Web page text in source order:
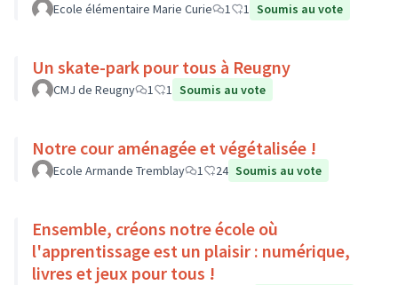
Ecole élémentaire Marie Curie 1 1 Soumis au vote
Un skate-park pour tous à Reugny
CMJ de Reugny 1 1 Soumis au vote
Notre cour aménagée et végétalisée !
Ecole Armande Tremblay 1 24 Soumis au vote
Ensemble, créons notre école où
l'apprentissage est un plaisir : numérique,
livres et jeux pour tous !